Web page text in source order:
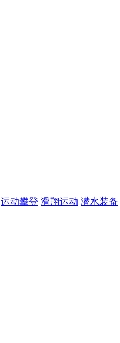
运动攀登 滑翔运动 潜水装备